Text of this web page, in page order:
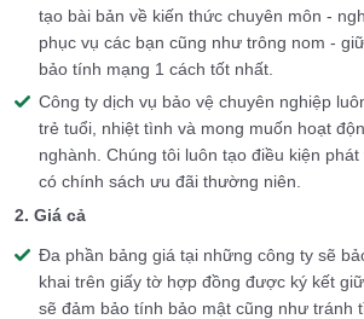
tạo bài bản về kiến thức chuyên môn -
phục vụ các bạn cũng như trông nom -
bảo tính mạng 1 cách tốt nhất.
Công ty dịch vụ bảo vệ chuyên nghiệp
trẻ tuổi, nhiệt tình và mong muốn hoạt
nghành. Chúng tôi luôn tạo điều kiện
có chính sách ưu đãi thường niên.
2. Giá cả
Đa phần bảng giá tại những công ty sẽ
khai trên giấy tờ hợp đồng được ký kết
sẽ đảm bảo tính bảo mật cũng như tránh